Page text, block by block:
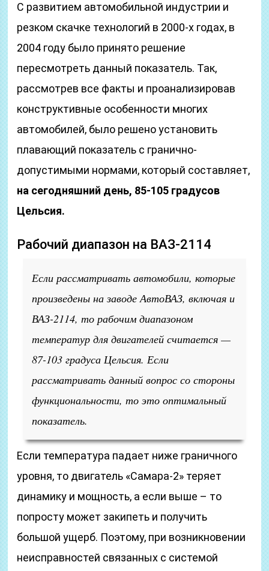
С развитием автомобильной индустрии и
резком скачке технологий в 2000-х годах, в
2004 году было принято решение
пересмотреть данный показатель. Так,
рассмотрев все факты и проанализировав
конструктивные особенности многих
автомобилей, было решено установить
плавающий показатель с гранично-
допустимыми нормами, который составляет,
на сегодняшний день, 85-105 градусов
Цельсия.
Рабочий диапазон на ВАЗ-2114
Если рассматривать автомобили, которые
произведены на заводе АвтоВАЗ, включая и
ВАЗ-2114, то рабочим диапазоном
температур для двигателей считается —
87-103 градуса Цельсия. Если
рассматривать данный вопрос со стороны
функциональности, то это оптимальный
показатель.
Если температура падает ниже граничного
уровня, то двигатель «Самара-2» теряет
динамику и мощность, а если выше – то
попросту может закипеть и получить
большой ущерб. Поэтому, при возникновении
неисправностей связанных с системой